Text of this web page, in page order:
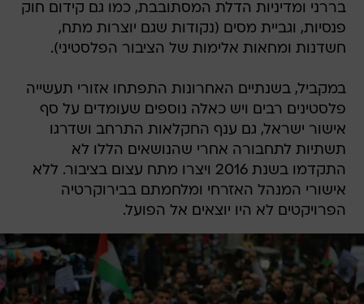
בררני ומדיניות הדלת המסתובבת, כמו גם קידום חוק
פנסיות, וגביית מסים (נקודות שגם יוצרות מתח,
חשדנות ומחאות אלימות של הציבור הפלסטיני).
במקביל, בשנתיים האחרונות התפתחו אזורי תעשייה
פלסטינים רבים ויש כאלה נוספים שעומדים על סף
אישור ישראל, גם ענף החקלאות התרחב ושדרגו
תשתיות לתחבורה אחרי שהנושאים הללו לא
התקדמו בשנת 2016 ויצרו מתח עצום בציבור. ללא
אישורי המנהל האזרחי ומלחמתם בבירוקרטיה
הפרויקטים לא היו יוצאים אל הפועל.